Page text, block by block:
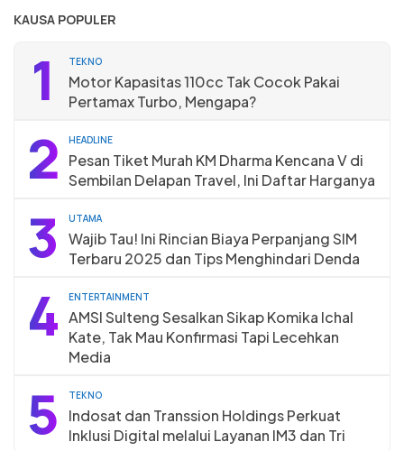
KAUSA POPULER
1 TEKNO
Motor Kapasitas 110cc Tak Cocok Pakai
Pertamax Turbo, Mengapa?
2 HEADLINE
Pesan Tiket Murah KM Dharma Kencana V di
Sembilan Delapan Travel, Ini Daftar Harganya
3 UTAMA
Wajib Tau! Ini Rincian Biaya Perpanjang SIM
Terbaru 2025 dan Tips Menghindari Denda
4 ENTERTAINMENT
AMSI Sulteng Sesalkan Sikap Komika Ichal
Kate, Tak Mau Konfirmasi Tapi Lecehkan
Media
5 TEKNO
Indosat dan Transsion Holdings Perkuat
Inklusi Digital melalui Layanan IM3 dan Tri